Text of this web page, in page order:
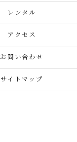
レンタル
アクセス
お問い合わせ
サイトマップ